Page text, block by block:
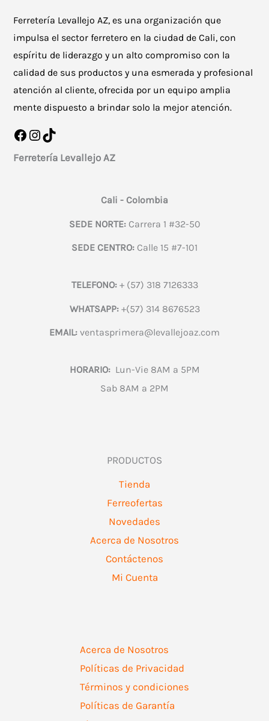
Ferretería Levallejo AZ, es una organización que
impulsa el sector ferretero en la ciudad de Cali, con
espíritu de liderazgo y un alto compromiso con la
calidad de sus productos y una esmerada y profesional
atención al cliente, ofrecida por un equipo amplia
mente dispuesto a brindar solo la mejor atención.
Facebook
Instagram
TikTok
Ferretería Levallejo AZ
Cali - Colombia
SEDE NORTE:Carrera 1 #32-50
SEDE CENTRO: Calle 15 #7-101
TELEFONO:+ (57) 318 7126333
WHATSAPP:+(57) 314 8676523
EMAIL: ventasprimera@levallejoaz.com
HORARIO:Lun-Vie 8AM a 5PM
Sab 8AM a 2PM
PRODUCTOS
Tienda
Ferreofertas
Novedades
Acerca de Nosotros
Contáctenos
Mi Cuenta
Acerca de Nosotros
Políticas de Privacidad
Términos y condiciones
Políticas de Garantía